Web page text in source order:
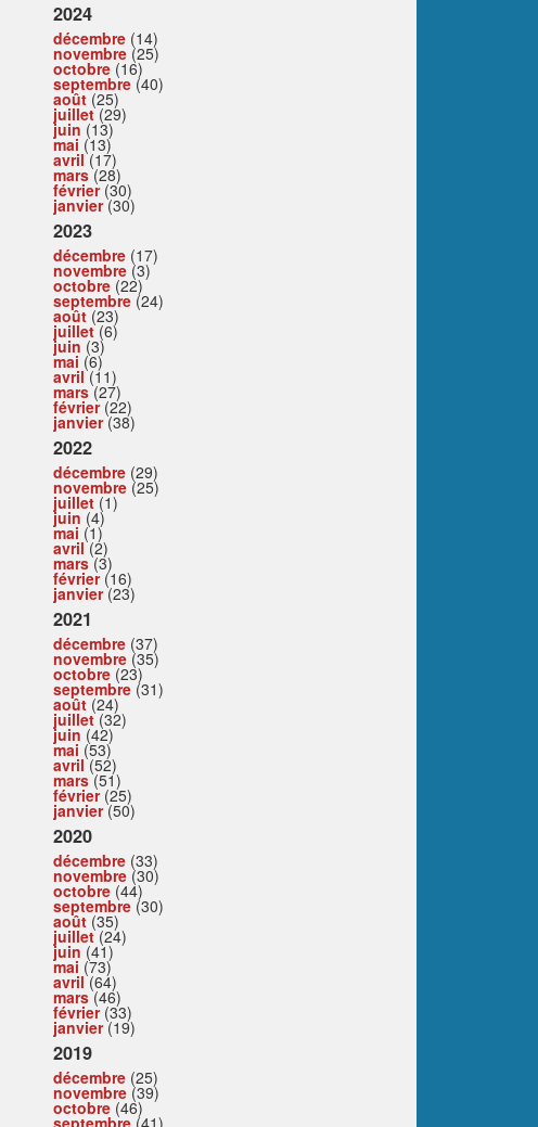
2024
décembre (14)
novembre (25)
octobre (16)
septembre (40)
août (25)
juillet(29)
juin (13)
mai (13)
avril(17)
mars(28)
février(30)
janvier(30)
2023
décembre (17)
novembre (3)
octobre (22)
septembre (24)
août (23)
juillet(6)
juin (3)
mai (6)
avril(11)
mars(27)
février(22)
janvier(38)
2022
décembre (29)
novembre (25)
juillet (1)
juin (4)
mai (1)
avril(2)
mars(3)
février(16)
janvier(23)
2021
décembre (37)
novembre (35)
octobre (23)
septembre (31)
août (24)
juillet(32)
juin (42)
mai (53)
avril(52)
mars(51)
février(25)
janvier(50)
2020
décembre (33)
novembre (30)
octobre (44)
septembre (30)
août (35)
juillet(24)
juin (41)
mai (73)
avril(64)
mars(46)
février(33)
janvier(19)
2019
décembre (25)
novembre (39)
octobre (46)
septembre (41)